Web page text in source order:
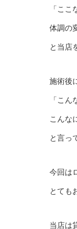
「こ
体調の
と当店
施術後
「こ
こんな
と言っ
今回は
とても
当店は